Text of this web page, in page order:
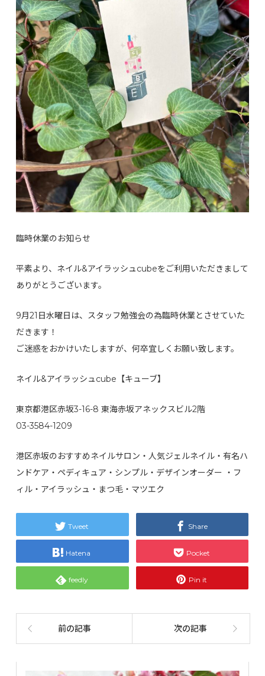
臨時休業のお知らせ
平素より、ネイル&アイラッシュcubeをご利用いただきまして
ありがとうございます。
9月21日水曜日は、スタッフ勉強会の為臨時休業とさせていた
だきます！
ご迷惑をおかけいたしますが、何卒宜しくお願い致します。
ネイル&アイラッシュcube【キューブ】
東京都港区赤坂3-16-8 東海赤坂アネックスビル2階
03-3584-1209
港区赤坂のおすすめネイルサロン・人気ジェルネイル・有名ハ
ンドケア・ペディキュア・シンプル・デザインオーダー ・フ
ィル・アイラッシュ・まつ毛・マツエク
Tweet Share
Hatena Pocket
feedly Pin it
前の記事 次の記事